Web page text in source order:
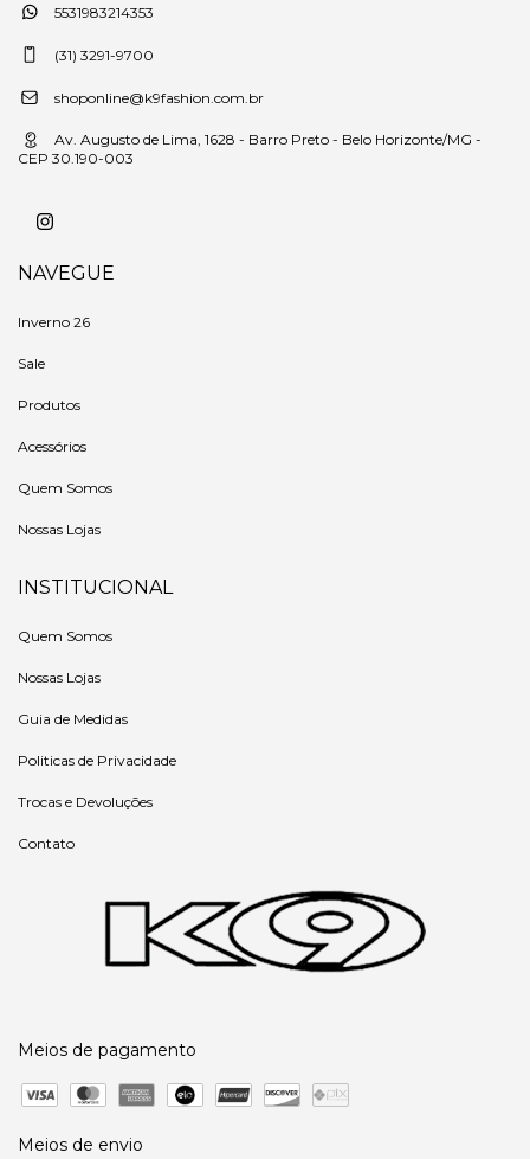
5531983214353
(31) 3291-9700
shoponline@k9fashion.com.br
Av. Augusto de Lima, 1628 - Barro Preto - Belo Horizonte/MG -
CEP 30.190-003
NAVEGUE
Inverno 26
Sale
Produtos
Acessórios
Quem Somos
Nossas Lojas
INSTITUCIONAL
Quem Somos
Nossas Lojas
Guia de Medidas
Politicas de Privacidade
Trocas e Devoluções
Contato
Meios de pagamento
Meios de envio